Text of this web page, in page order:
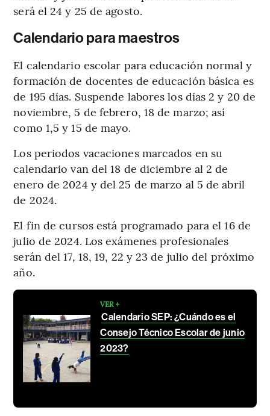
será el 24 y 25 de agosto.
Calendario para maestros
El calendario escolar para educación normal y
formación de docentes de educación básica es
de 195 días. Suspende labores los días 2 y 20 de
noviembre, 5 de febrero, 18 de marzo; así
como 1,5 y 15 de mayo.
Los periodos vacaciones marcados en su
calendario van del 18 de diciembre al 2 de
enero de 2024 y del 25 de marzo al 5 de abril
de 2024.
El fin de cursos está programado para el 16 de
julio de 2024. Los exámenes profesionales
serán del 17, 18, 19, 22 y 23 de julio del próximo
año.
VER +
Calendario SEP: ¿Cuándo es el
Consejo Técnico Escolar de junio
2023?